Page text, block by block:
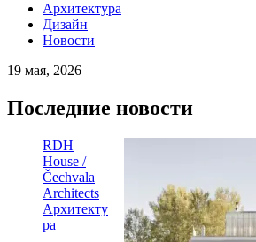
Архитектура
Дизайн
Новости
19 мая, 2026
Последние новости
RDH
House /
Čechvala
Architects
Архитекту
ра